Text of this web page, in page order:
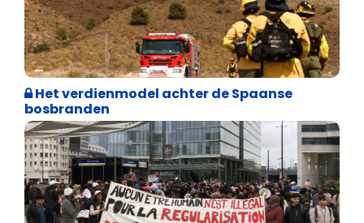
Internationale politiek
Het verdienmodel achter de Spaanse
bosbranden